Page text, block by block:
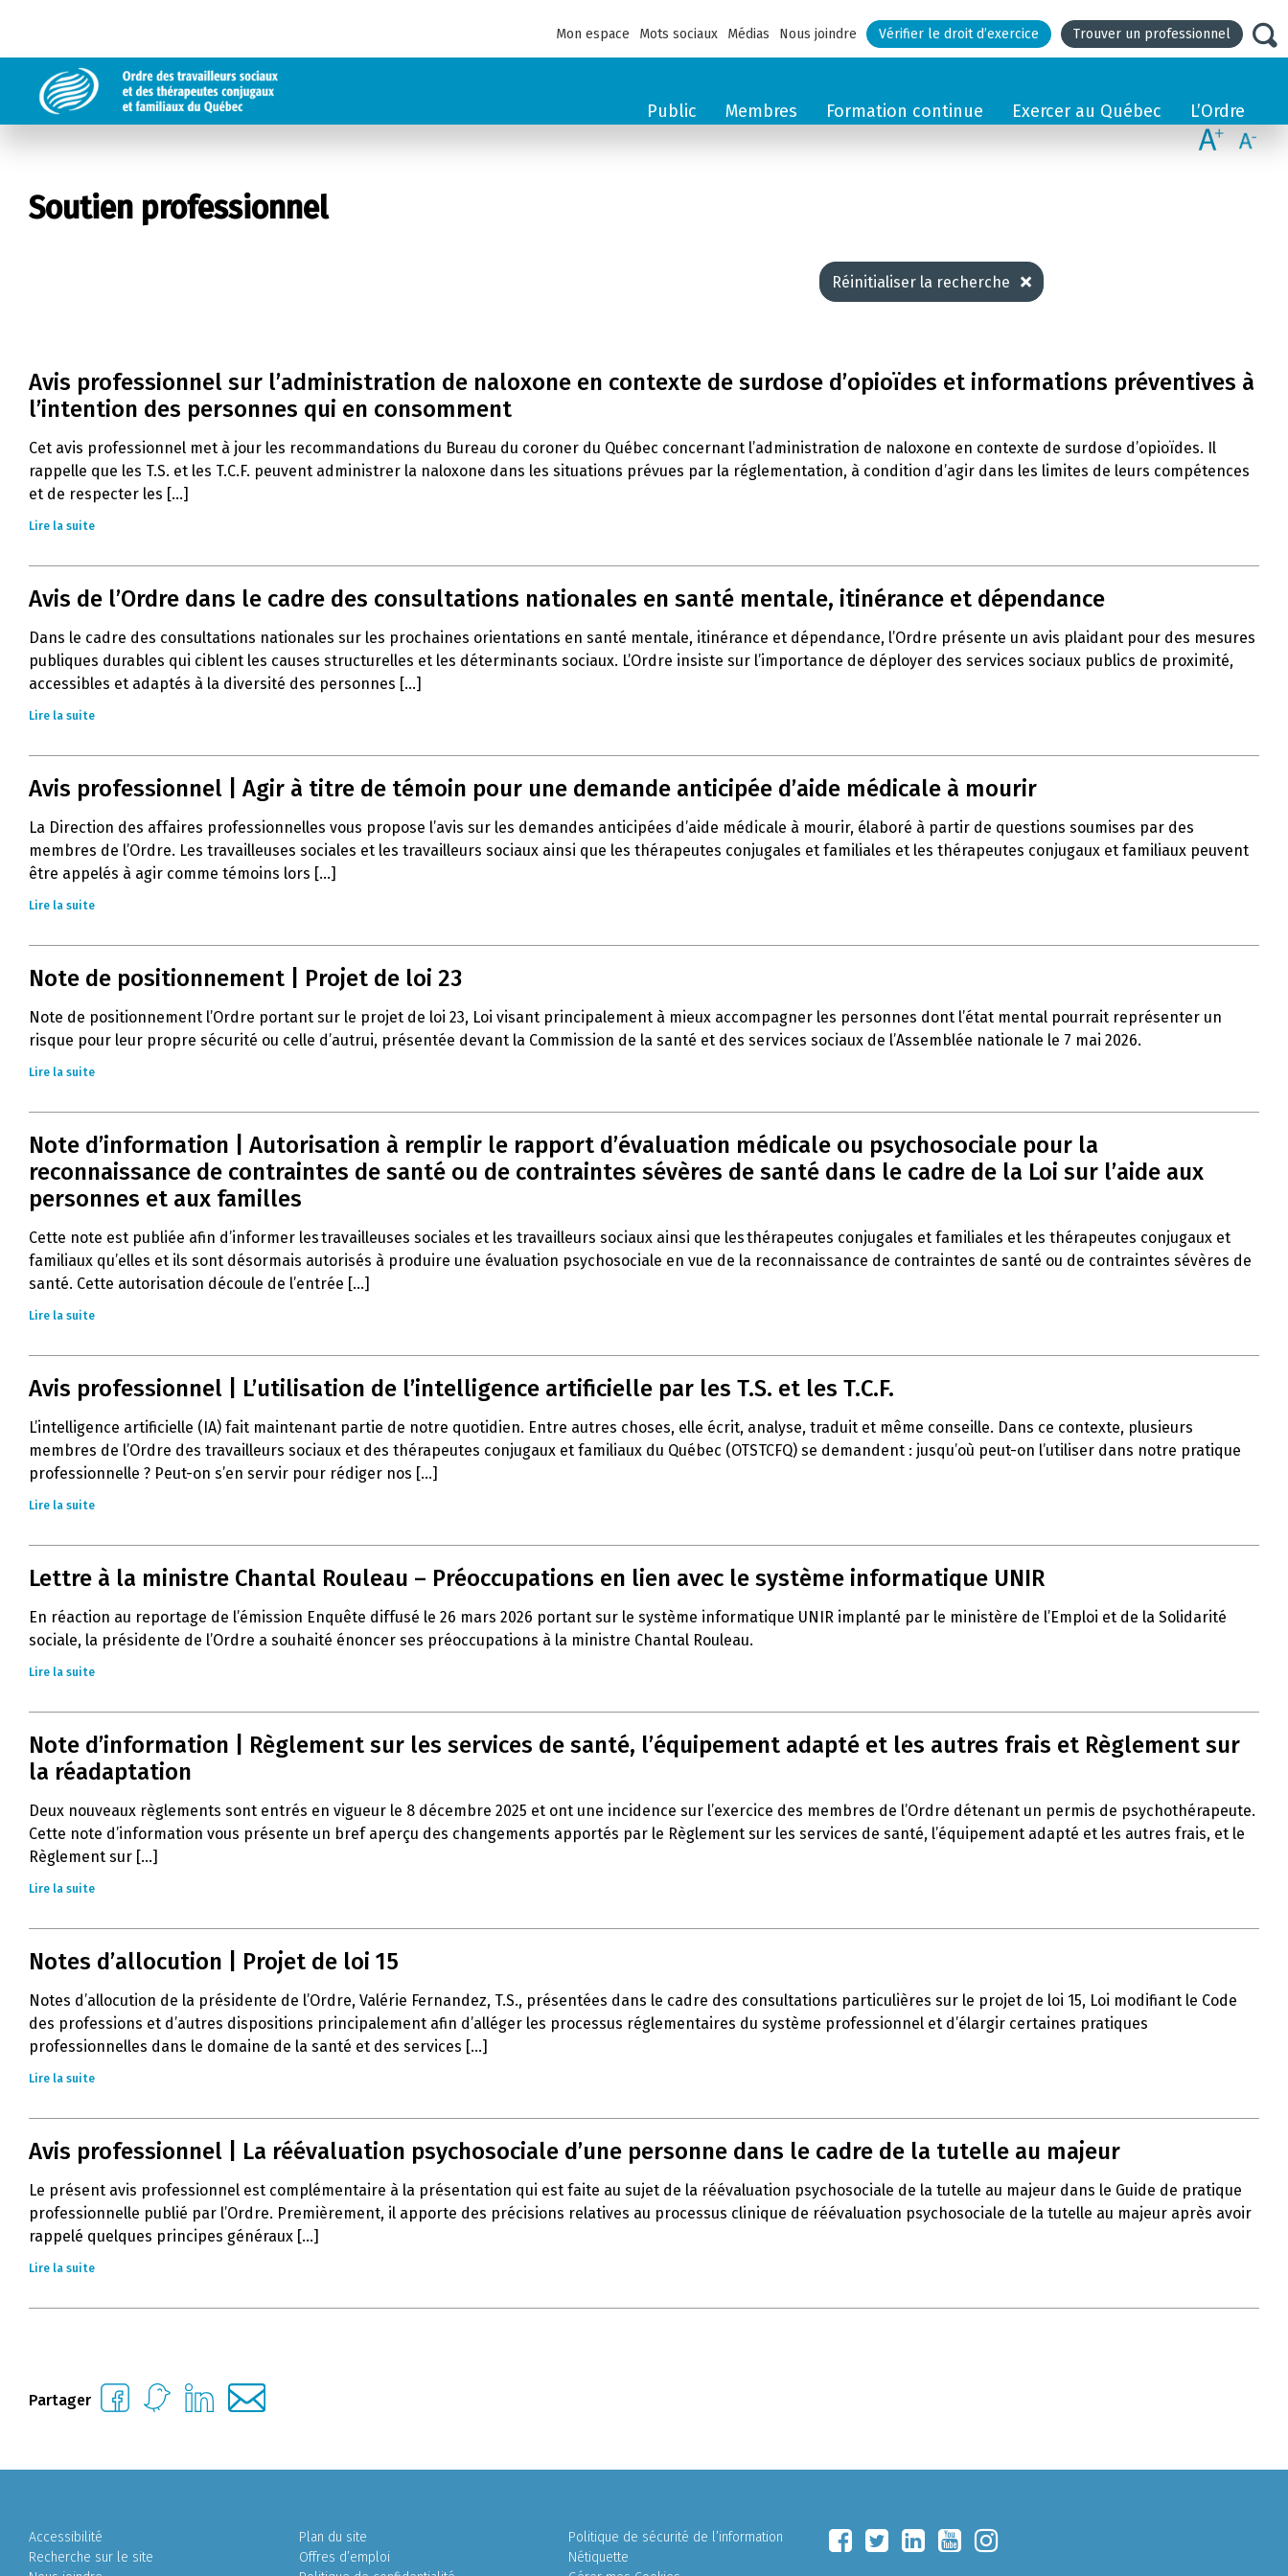
Mon espace Mots sociaux Médias Nous joindre Vérifier le droit d’exercice Trouver un professionnel
Public Membres Formation continue Exercer au Québec L’Ordre
Soutien professionnel
Réinitialiser la recherche
Avis professionnel sur l’administration de naloxone en contexte de surdose d’opioïdes et informations préventives à
l’intention des personnes qui en consomment
Cet avis professionnel met à jour les recommandations du Bureau du coroner du Québec concernant l’administration de naloxone en contexte de surdose d’opioïdes. Il
rappelle que les T.S. et les T.C.F. peuvent administrer la naloxone dans les situations prévues par la réglementation, à condition d’agir dans les limites de leurs compétences
et de respecter les [...]
Lire la suite
Avis de l’Ordre dans le cadre des consultations nationales en santé mentale, itinérance et dépendance
Dans le cadre des consultations nationales sur les prochaines orientations en santé mentale, itinérance et dépendance, l’Ordre présente un avis plaidant pour des mesures
publiques durables qui ciblent les causes structurelles et les déterminants sociaux. L’Ordre insiste sur l’importance de déployer des services sociaux publics de proximité,
accessibles et adaptés à la diversité des personnes [...]
Lire la suite
Avis professionnel | Agir à titre de témoin pour une demande anticipée d’aide médicale à mourir
La Direction des affaires professionnelles vous propose l’avis sur les demandes anticipées d’aide médicale à mourir, élaboré à partir de questions soumises par des
membres de l’Ordre. Les travailleuses sociales et les travailleurs sociaux ainsi que les thérapeutes conjugales et familiales et les thérapeutes conjugaux et familiaux peuvent
être appelés à agir comme témoins lors [...]
Lire la suite
Note de positionnement | Projet de loi 23
Note de positionnement l’Ordre portant sur le projet de loi 23, Loi visant principalement à mieux accompagner les personnes dont l’état mental pourrait représenter un
risque pour leur propre sécurité ou celle d’autrui, présentée devant la Commission de la santé et des services sociaux de l’Assemblée nationale le 7 mai 2026.
Lire la suite
Note d’information | Autorisation à remplir le rapport d’évaluation médicale ou psychosociale pour la
reconnaissance de contraintes de santé ou de contraintes sévères de santé dans le cadre de la Loi sur l’aide aux
personnes et aux familles
Cette note est publiée afin d’informer les travailleuses sociales et les travailleurs sociaux ainsi que les thérapeutes conjugales et familiales et les thérapeutes conjugaux et
familiaux qu’elles et ils sont désormais autorisés à produire une évaluation psychosociale en vue de la reconnaissance de contraintes de santé ou de contraintes sévères de
santé. Cette autorisation découle de l’entrée [...]
Lire la suite
Avis professionnel | L’utilisation de l’intelligence artificielle par les T.S. et les T.C.F.
L’intelligence artificielle (IA) fait maintenant partie de notre quotidien. Entre autres choses, elle écrit, analyse, traduit et même conseille. Dans ce contexte, plusieurs
membres de l’Ordre des travailleurs sociaux et des thérapeutes conjugaux et familiaux du Québec (OTSTCFQ) se demandent : jusqu’où peut-on l’utiliser dans notre pratique
professionnelle ? Peut-on s’en servir pour rédiger nos [...]
Lire la suite
Lettre à la ministre Chantal Rouleau – Préoccupations en lien avec le système informatique UNIR
En réaction au reportage de l’émission Enquête diffusé le 26 mars 2026 portant sur le système informatique UNIR implanté par le ministère de l’Emploi et de la Solidarité
sociale, la présidente de l’Ordre a souhaité énoncer ses préoccupations à la ministre Chantal Rouleau.
Lire la suite
Note d’information | Règlement sur les services de santé, l’équipement adapté et les autres frais et Règlement sur
la réadaptation
Deux nouveaux règlements sont entrés en vigueur le 8 décembre 2025 et ont une incidence sur l’exercice des membres de l’Ordre détenant un permis de psychothérapeute.
Cette note d’information vous présente un bref aperçu des changements apportés par le Règlement sur les services de santé, l’équipement adapté et les autres frais, et le
Règlement sur [...]
Lire la suite
Notes d’allocution | Projet de loi 15
Notes d’allocution de la présidente de l’Ordre, Valérie Fernandez, T.S., présentées dans le cadre des consultations particulières sur le projet de loi 15, Loi modifiant le Code
des professions et d’autres dispositions principalement afin d’alléger les processus réglementaires du système professionnel et d’élargir certaines pratiques
professionnelles dans le domaine de la santé et des services [...]
Lire la suite
Avis professionnel | La réévaluation psychosociale d’une personne dans le cadre de la tutelle au majeur
Le présent avis professionnel est complémentaire à la présentation qui est faite au sujet de la réévaluation psychosociale de la tutelle au majeur dans le Guide de pratique
professionnelle publié par l’Ordre. Premièrement, il apporte des précisions relatives au processus clinique de réévaluation psychosociale de la tutelle au majeur après avoir
rappelé quelques principes généraux [...]
Lire la suite
Partager
Accessibilité
Recherche sur le site
Plan du site
Offres d’emploi
Politique de sécurité de l’information
Nétiquette